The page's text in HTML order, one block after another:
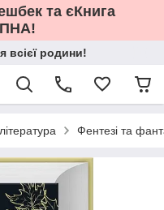
та єКнига
всієї родини!
Фентезі та